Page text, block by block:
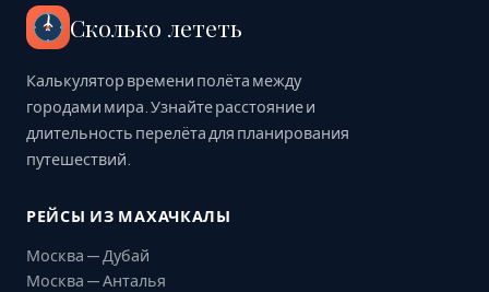
Сколько лететь
Калькулятор времени полёта между
городами мира. Узнайте расстояние и
длительность перелёта для планирования
путешествий.
РЕЙСЫ ИЗ МАХАЧКАЛЫ
Москва — Дубай
Москва — Анталья